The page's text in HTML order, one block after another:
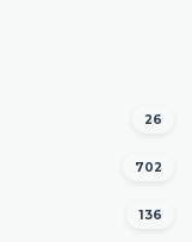
26
702
136